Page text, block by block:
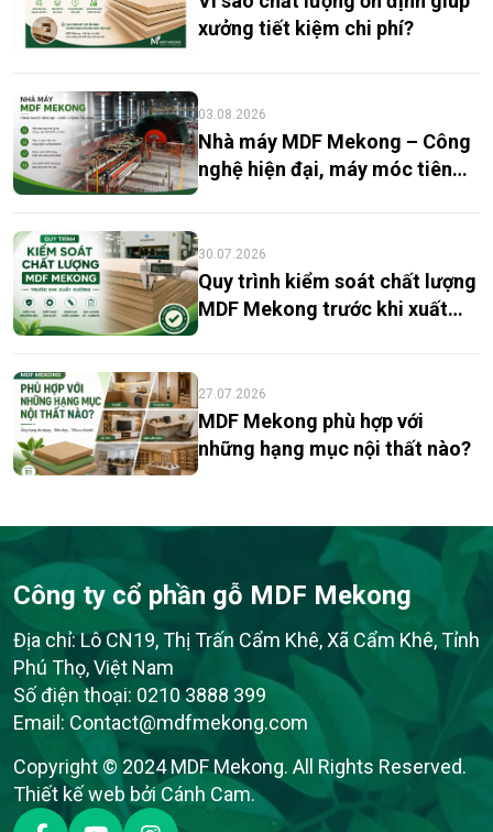
xưởng tiết kiệm chi phí?
03.08.2026
Nhà máy MDF Mekong – Công
nghệ hiện đại, máy móc tiên
tiến
30.07.2026
Quy trình kiểm soát chất lượng
MDF Mekong trước khi xuất
xưởng
27.07.2026
MDF Mekong phù hợp với
những hạng mục nội thất nào?
Công ty cổ phần gỗ MDF Mekong
Địa chỉ: Lô CN19, Thị Trấn Cẩm Khê, Xã Cẩm Khê, Tỉnh
Phú Thọ, Việt Nam
Số điện thoại: 0210 3888 399
Email: Contact@mdfmekong.com
Copyright © 2024 MDF Mekong. All Rights Reserved.
Thiết kế webbởi Cánh Cam.